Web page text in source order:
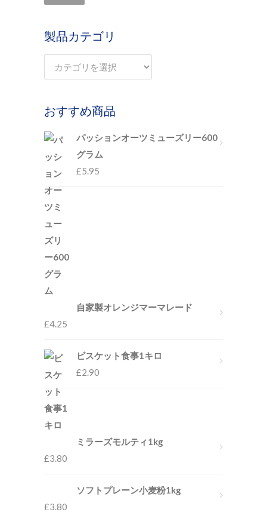
製品カテゴリ
おすすめ商品
パッションオーツミューズリー600
グラム
£5.95
自家製オレンジマーマレード
£4.25
ビスケット食事1キロ
£2.90
ミラーズモルティ1kg
£3.80
ソフトプレーン小麦粉1kg
£3.80